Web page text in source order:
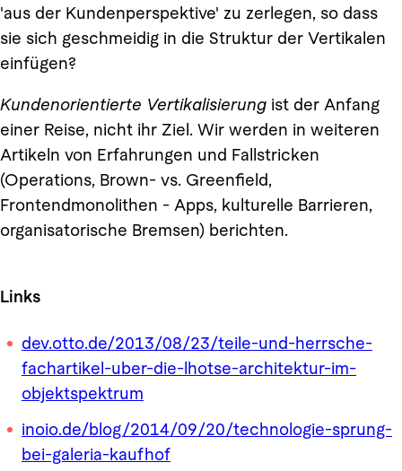
'aus der Kundenperspektive' zu zerlegen, so dass
sie sich geschmeidig in die Struktur der Vertikalen
einfügen?
Kundenorientierte Vertikalisierung ist der Anfang
einer Reise, nicht ihr Ziel. Wir werden in weiteren
Artikeln von Erfahrungen und Fallstricken
(Operations, Brown- vs. Greenfield,
Frontendmonolithen - Apps, kulturelle Barrieren,
organisatorische Bremsen) berichten.
Links
dev.otto.de/2013/08/23/teile-und-herrsche-
fachartikel-uber-die-lhotse-architektur-im-
objektspektrum
inoio.de/blog/2014/09/20/technologie-sprung-
bei-galeria-kaufhof